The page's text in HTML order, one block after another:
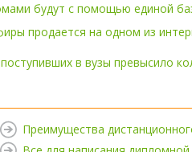
будут с помощью единой
продается на одном из
в вузы превысило
Преимущества